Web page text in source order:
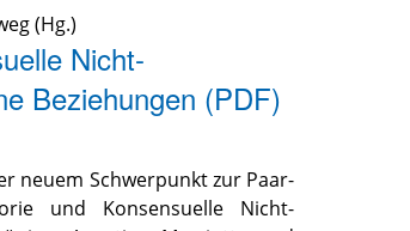
(Hg.)
Nicht-
Beziehungen (PDF)
neuem Schwerpunkt zur Paar-
und Konsensuelle Nicht-